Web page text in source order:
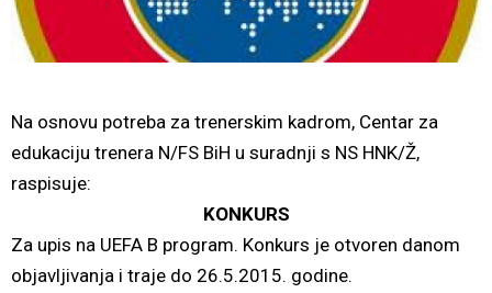
Na osnovu potreba za trenerskim kadrom, Centar za
edukaciju trenera N/FS BiH u suradnji s NS HNK/Ž,
raspisuje:
KONKURS
Za upis na UEFA B program. Konkurs je otvoren danom
objavljivanja i traje do 26.5.2015. godine.